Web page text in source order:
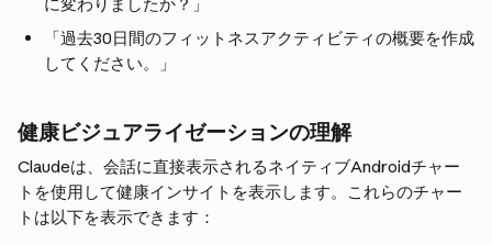
「過去30日間のフィットネスアクティビティの概要を作成
してください。」
健康ビジュアライゼーションの理解
Claudeは、会話に直接表示されるネイティブAndroidチャー
トを使用して健康インサイトを表示します。これらのチャー
トは以下を表示できます：